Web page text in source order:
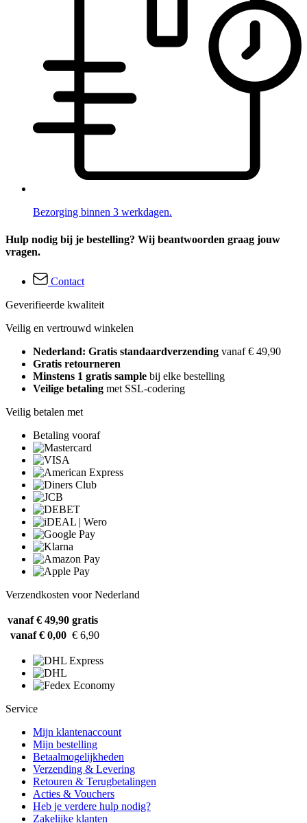
Bezorging binnen 3 werkdagen.
Hulp nodig bij je bestelling? Wij beantwoorden graag jouw
vragen.
Contact
Geverifieerde kwaliteit
Veilig en vertrouwd winkelen
Nederland: Gratis standaardverzending vanaf € 49,90
Gratis retourneren
Minstens 1 gratis sample bij elke bestelling
Veilige betaling met SSL-codering
Veilig betalen met
Betaling vooraf
Verzendkosten voor Nederland
vanaf € 49,90 gratis
vanaf € 0,00 € 6,90
Service
Mijn klantenaccount
Mijn bestelling
Betaalmogelijkheden
Verzending & Levering
Retouren & Terugbetalingen
Acties & Vouchers
Heb je verdere hulp nodig?
Zakelijke klanten